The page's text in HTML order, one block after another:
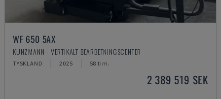
WF 650 5AX
KUNZMANN - VERTIKALT BEARBETNINGSCENTER
TYSKLAND 2025 58 tim.
2 389 519 SEK